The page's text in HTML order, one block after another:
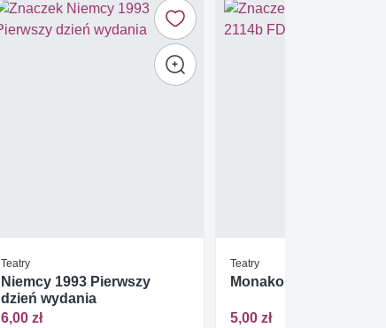
Teatry
Niemcy 1993 Pierwszy
dzień wydania
6,00 zł
Teatry
Monako 1993 Mi 2114b
5,00 zł